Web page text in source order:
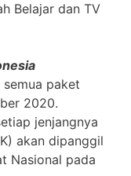
Belajar dan TV
paket
2020.
jenjangnya
akan dipanggil
Nasional pada